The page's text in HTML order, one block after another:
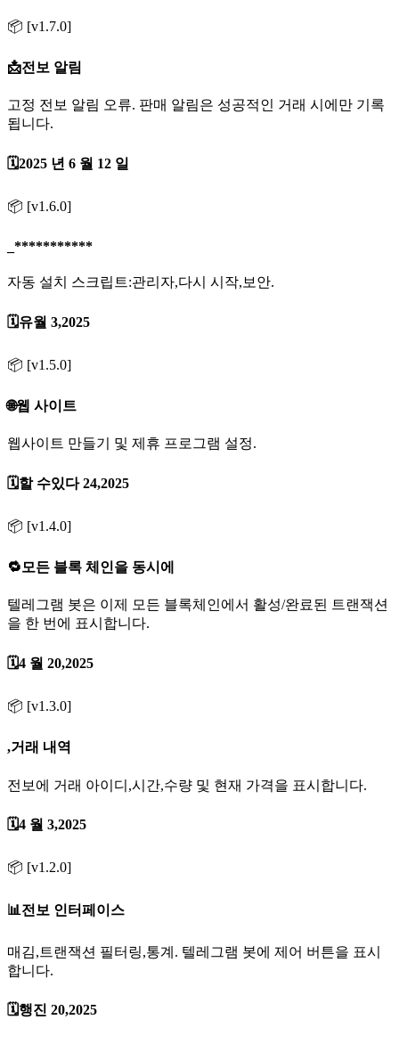
📦 [v1.7.0]
📩전보 알림
고정 전보 알림 오류. 판매 알림은 성공적인 거래 시에만 기록
됩니다.
🗓️2025 년 6 월 12 일
📦 [v1.6.0]
_***********
자동 설치 스크립트:관리자,다시 시작,보안.
🗓️유월 3,2025
📦 [v1.5.0]
🌐웹 사이트
웹사이트 만들기 및 제휴 프로그램 설정.
🗓️할 수있다 24,2025
📦 [v1.4.0]
🔁모든 블록 체인을 동시에
텔레그램 봇은 이제 모든 블록체인에서 활성/완료된 트랜잭션
을 한 번에 표시합니다.
🗓️4 월 20,2025
📦 [v1.3.0]
,️거래 내역
전보에 거래 아이디,시간,수량 및 현재 가격을 표시합니다.
🗓️4 월 3,2025
📦 [v1.2.0]
📊전보 인터페이스
매김,트랜잭션 필터링,통계. 텔레그램 봇에 제어 버튼을 표시
합니다.
🗓️행진 20,2025